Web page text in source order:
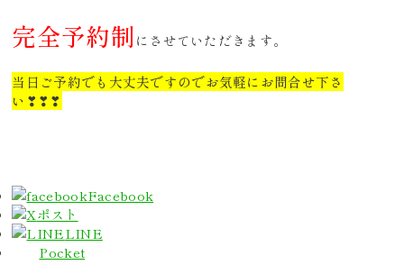
完全予約制にさせていただきます。
当日ご予約でも大丈夫ですのでお気軽にお問合せ下さ
い❣❣❣
Facebook
ポスト
LINE
Pocket